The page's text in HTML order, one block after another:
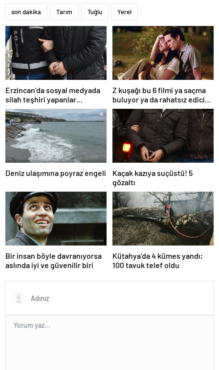
son dakika Tarım Tuğlu Yerel
Erzincan’da sosyal medyada
silah teşhiri yapanlar
yakalandı
Z kuşağı bu 6 filmi ya saçma
buluyor ya da rahatsız edici
ve toksik!
Deniz ulaşımına poyraz engeli
Kaçak kazıya suçüstü! 5
gözaltı
Bir insan böyle davranıyorsa
aslında iyi ve güvenilir biri
Kütahya’da 4 kümes yandı;
100 tavuk telef oldu